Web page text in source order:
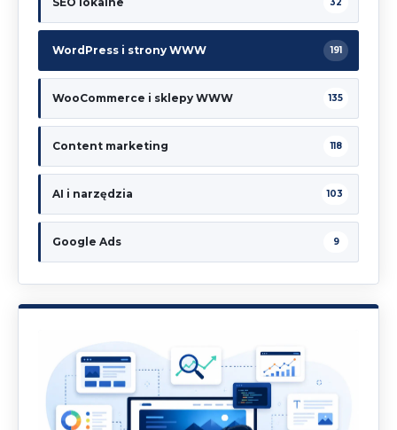
WordPress i strony WWW 191
WooCommerce i sklepy WWW 135
Content marketing 118
AI i narzędzia 103
Google Ads 9